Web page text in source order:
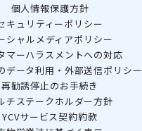
個人情報保護方針
キュリティーポリシー
シャルメディアポリシー
マーハラスメントへの対応
データ利用・外部送信ポリシー
再勧誘停止のお手続き
チステークホルダー方針
YCVサービス契約約款